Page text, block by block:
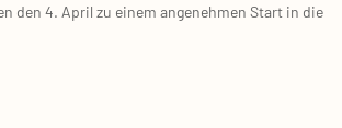
den 4. April zu einem ange­neh­men Start in die